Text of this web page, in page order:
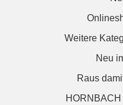
Weitere
Neu
Raus